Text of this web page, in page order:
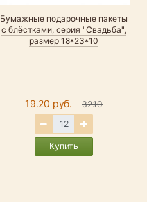
Бумажные подарочные пакеты
с блёстками, серия "Свадьба",
размер 18*23*10
19.20 руб. 32.10
Купить